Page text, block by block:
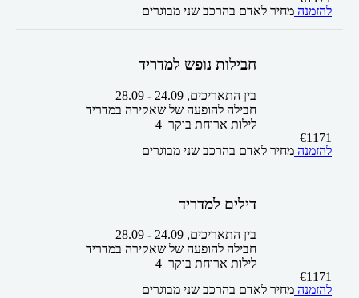
להזמנה מחיר לאדם בהרכב שני מבוגרים
חבילות נופש למדריד
בין התאריכים, -
28.09
חבילה להופעה של שאקירה במדריד
4 לילות ארוחת בוקר
€1171
להזמנה מחיר לאדם בהרכב שני מבוגרים
דילים למדריד
בין התאריכים, -
28.09
חבילה להופעה של שאקירה במדריד
4 לילות ארוחת בוקר
€1171
להזמנה מחיר לאדם בהרכב שני מבוגרים